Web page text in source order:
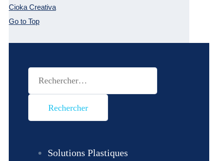
Cioka Creativa
Go to Top
Rechercher :
Solutions Plastiques